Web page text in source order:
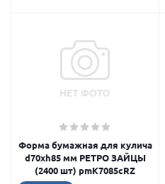
Форма бумажная для кулича
d70xh85 мм РЕТРО ЗАЙЦЫ
(2400 шт) pmK7085cRZ